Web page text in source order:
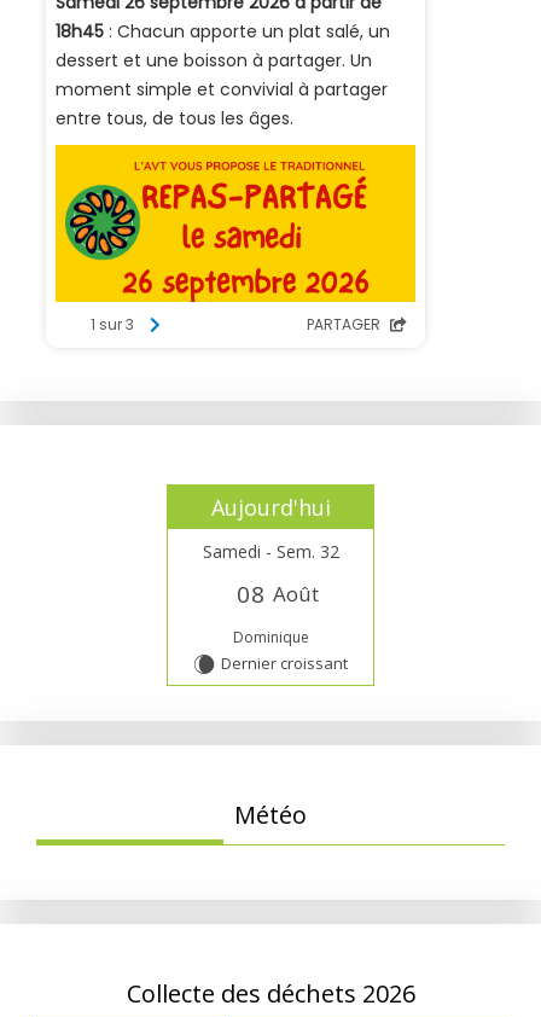
Aujourd'hui
Samedi - Sem. 32
08 Août
Dominique
W Dernier croissant
Météo
Collecte des déchets 2026